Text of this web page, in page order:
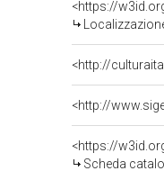
<https://
<http://
<http://
<https://
Scheda